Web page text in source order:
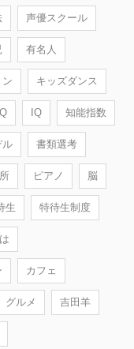
声優スクール
有名人
キッズダンス
IQ 知能指数
ル 書類選考
ピアノ 脳
生 特待生制度
カフェ
グルメ 吉田羊